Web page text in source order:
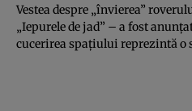
Vestea despre „învierea”
„Iepurele de jad” – a fost
cucerirea spaţiului reprezintă o